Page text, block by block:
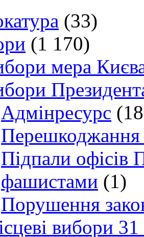
(33)
(1 170)
мера
Адмінресурс
Перешкоджання
Підпали офісів
фашистами (1)
Порушення
вибори